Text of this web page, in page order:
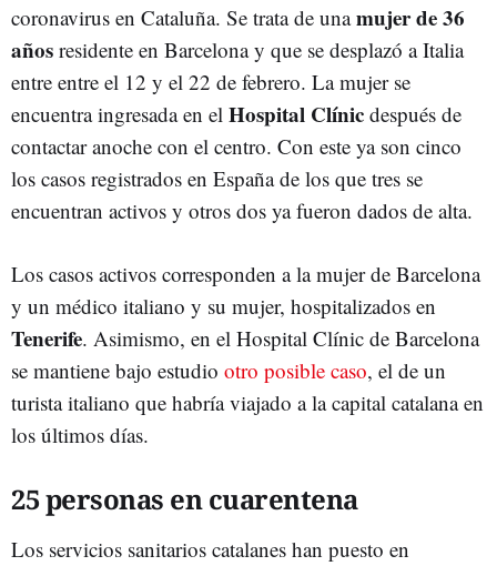
coronavirus en Cataluña. Se trata de unamujer de 36
años residente en Barcelona y que se desplazó a Italia
entre entre el 12 y el 22 de febrero. La mujer se
encuentra ingresada en el Hospital Clínic después de
contactar anoche con el centro. Con este ya son cinco
los casos registrados en España de los que tres se
encuentran activos y otros dos ya fueron dados de alta.
Los casos activos corresponden a la mujer de Barcelona
y un médico italiano y su mujer, hospitalizados en
Tenerife. Asimismo, en el Hospital Clínic de Barcelona
se mantiene bajo estudio otro posible caso, el de un
turista italiano que habría viajado a la capital catalana en
los últimos días.
25 personas en cuarentena
Los servicios sanitarios catalanes han puesto en